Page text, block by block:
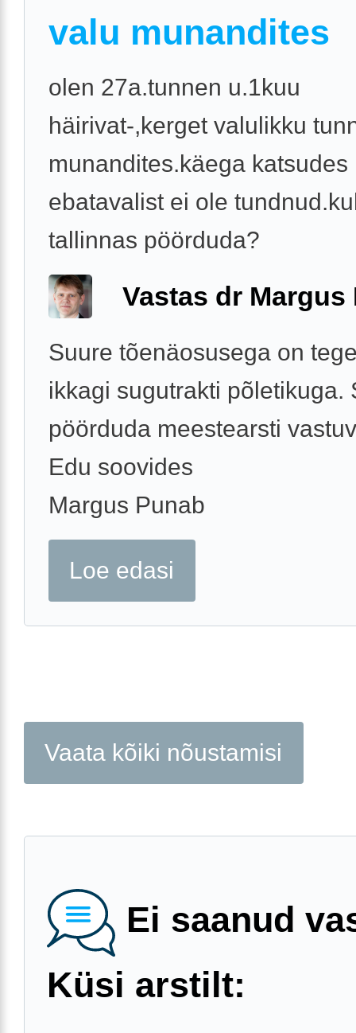
valu munandites
olen 27a.tunnen u.1kuu
häirivat-,kerget valulikku
munandites.käega katsudes
ebatavalist ei ole
tallinnas pöörduda?
Vastas dr Margus
Suure tõenäosusega on
ikkagi sugutrakti põletikuga.
pöörduda meestearsti
Edu soovides
Margus Punab
Loe edasi
Vaata kõiki nõustamisi
Ei saanud
Küsi arstilt: